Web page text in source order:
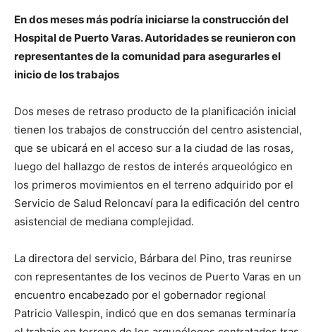
En dos meses más podría iniciarse la construcción del
Hospital de Puerto Varas. Autoridades se reunieron con
representantes de la comunidad para asegurarles el
inicio de los trabajos
Dos meses de retraso producto de la planificación inicial
tienen los trabajos de construcción del centro asistencial,
que se ubicará en el acceso sur a la ciudad de las rosas,
luego del hallazgo de restos de interés arqueológico en
los primeros movimientos en el terreno adquirido por el
Servicio de Salud Reloncaví para la edificación del centro
asistencial de mediana complejidad.
La directora del servicio, Bárbara del Pino, tras reunirse
con representantes de los vecinos de Puerto Varas en un
encuentro encabezado por el gobernador regional
Patricio Vallespin, indicó que en dos semanas terminaría